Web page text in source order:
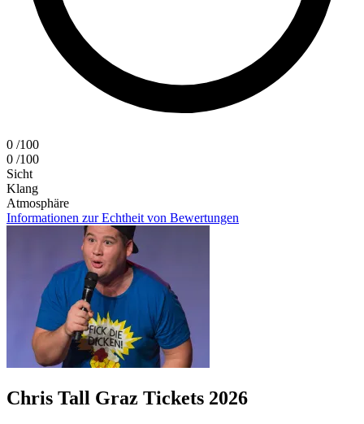
0 /100
0 /100
Sicht
Klang
Atmosphäre
Informationen zur Echtheit von Bewertungen
Chris Tall Graz Tickets 2026